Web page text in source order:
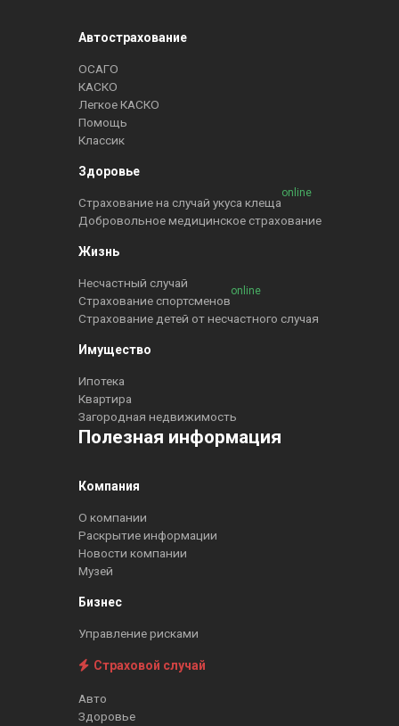
Автострахование
ОСАГО
КАСКО
Легкое КАСКО
Помощь
Классик
Здоровье
Страхование на случай укуса клеща
online
Добровольное медицинское страхование
Жизнь
Несчастный случай
Страхование спортсменов
online
Страхование детей от несчастного случая
Имущество
Ипотека
Квартира
Загородная недвижимость
Полезная информация
Компания
О компании
Раскрытие информации
Новости компании
Музей
Бизнес
Управление рисками
Страховой случай
Авто
Здоровье